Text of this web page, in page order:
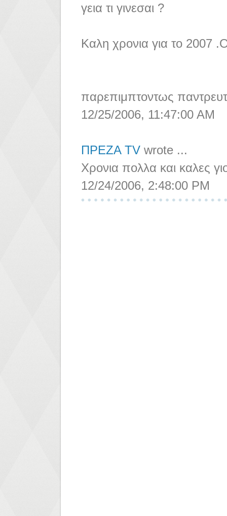
γεια τι γινεσαι ?
Καλη χρονια για το 2007
παρεπιμπτοντως
12/25/2006, 11:47:00 AM
ΠΡΕΖΑ TV wrote ...
Χρονια πολλα και καλες
12/24/2006, 2:48:00 PM